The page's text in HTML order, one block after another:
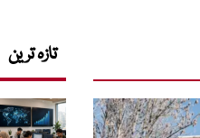
تازہ ترین